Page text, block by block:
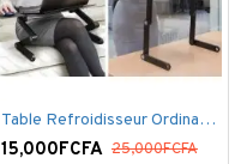
Table Refroidisseur Ordinateur Portable
15,000FCFA 25,000FCFA